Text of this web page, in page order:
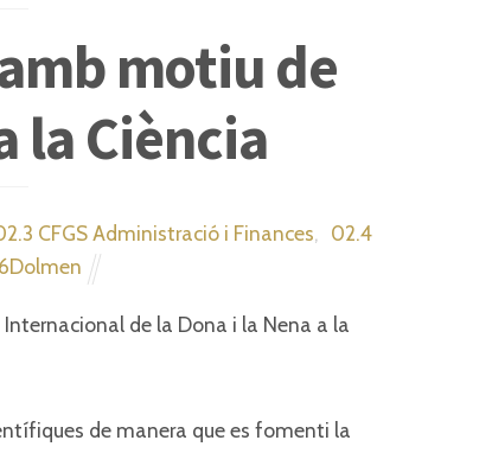
motiu de
la Ciència
CFGS Administració i Finances, 02.4
de la Dona i la Nena a la
de manera que es fomenti la